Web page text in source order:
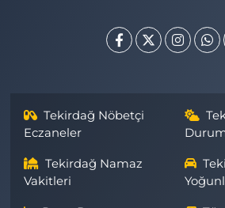
Tekirdağ Nöbetçi
Eczaneler
Tekirdağ Namaz
Vakitleri